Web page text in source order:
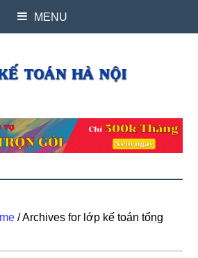
MENU
/Archives for lớp kế toán tổng